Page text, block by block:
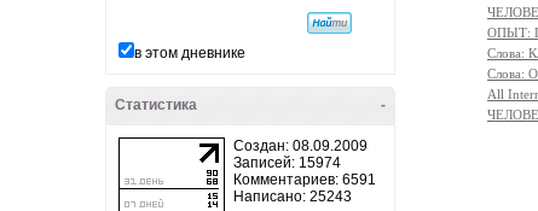
в этом дневнике
-
Статистика
Создан: 08.09.2009
Записей: 15974
Комментариев: 6591
Написано: 25243
ОПЫТ:
Слова:
Слова:
All